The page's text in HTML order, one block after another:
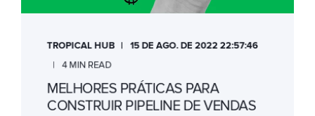
TROPICAL HUB
15 DE AGO. DE 2022 22:57:46
4 MIN READ
MELHORES PRÁTICAS PARA
CONSTRUIR PIPELINE DE VENDAS